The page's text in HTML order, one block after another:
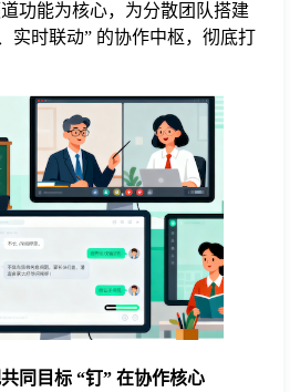
功能为核心，为分散团队搭建
实时联动” 的协作中枢，彻底打
同目标 “钉” 在协作核心